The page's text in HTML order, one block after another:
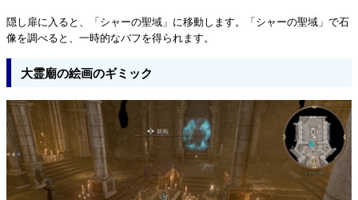
隠し扉に入ると、「シャーの聖域」に移動します。「シャーの聖域」で石
像を調べると、一時的なバフを得られます。
大霊廟の絵画のギミック